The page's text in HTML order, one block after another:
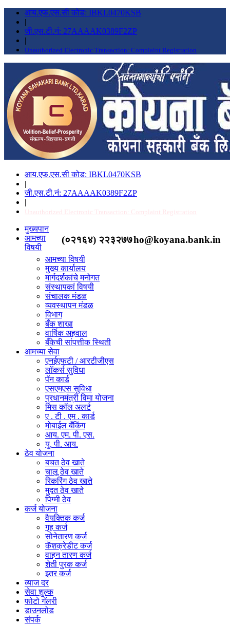
आय.एफ.एस.सी कोड: IBKL0470KSB
|
जी.एस.टी.नं: 27AAAAK0389F2ZP
|
Unauthorized Electronic Transaction: Complaint Registration
आय.एफ.एस.सी कोड: IBKL0470KSB
|
जी.एस.टी.नं: 27AAAAK0389F2ZP
|
Unauthorized Electronic Transaction: Complaint Registration
ho@koyana.bank.in
(०२१६४) २२३२७७
मुख्यपान
आमच्या
विषयी
आमच्या विषयी
मुख्य कार्यालय
मार्गदर्शकांचे मनोगत
संस्थापकां विषयी
संचालक मंडळ
व्यवस्थापन मंडळ
विभाग
बँक शाखा
वार्षिक अहवाल
बँकेची सांपत्तीक स्थिती
आमच्या सेवा
एनईएफटी / आरटीजीएस
लॉकर्स सुविधा
पॅन कार्ड
एसएमएस सुविधा
प्रधानमंत्री विमा योजना
मिस कॉल अलर्ट
ए . टी . एम . कार्ड
मोबाईल बँकिंग
आय. एम. पी. एस.
यु. पी. आय.
ठेव योजना
बचत ठेव खाते
चालू ठेव खाते
रिकरिंग ठेव खाते
मुदत ठेव खाते
पिग्मी ठेव
कर्ज योजना
वैयक्तिक कर्ज
गृह कर्ज
सोनेतारण कर्ज
कॅशक्रेडीट कर्ज
वाहन तारण कर्ज
शेती पुरक कर्ज
इतर कर्ज
व्याज दर
सेवा शुल्क
फोटो गॅलरी
डाउनलोड
संपर्क